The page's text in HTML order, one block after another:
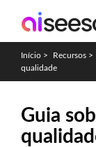
Início > Recursos >
qualidade
Guia